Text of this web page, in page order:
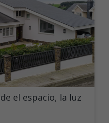
el espacio, la luz